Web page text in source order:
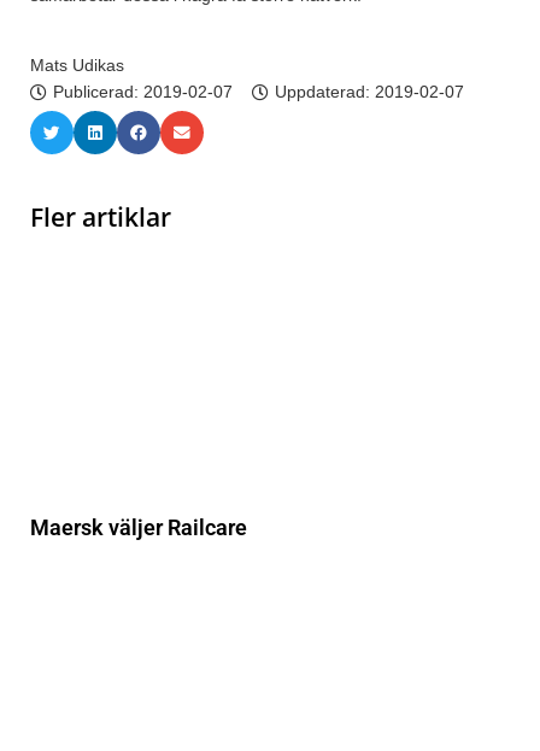
Mats Udikas
Publicerad: 2019-02-07 Uppdaterad: 2019-02-07
Fler artiklar
Maersk väljer Railcare